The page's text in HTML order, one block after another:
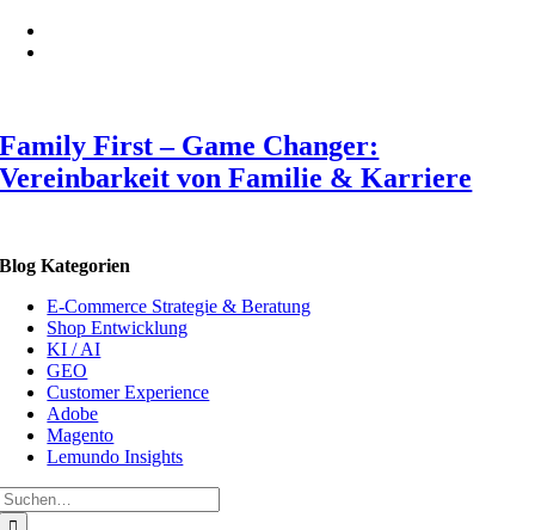
Family First – Game Changer:
Vereinbarkeit von Familie & Karriere
Blog Kategorien
E-Commerce Strategie & Beratung
Shop Entwicklung
KI / AI
GEO
Customer Experience
Adobe
Magento
Lemundo Insights